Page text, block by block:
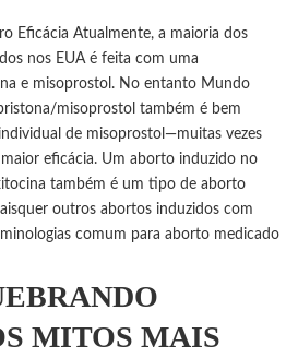
Eficácia Atualmente, a maioria dos
nos EUA é feita com uma
e misoprostol. No entanto Mundo
misoprostol também é bem
de misoprostol—muitas vezes
eficácia. Um aborto induzido no
também é um tipo de aborto
outros abortos induzidos com
comum para aborto medicado
MITOS MAIS